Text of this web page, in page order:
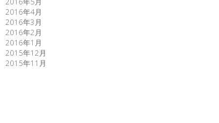
2016年4月
2016年3月
2016年2月
2016年1月
2015年12月
2015年11月